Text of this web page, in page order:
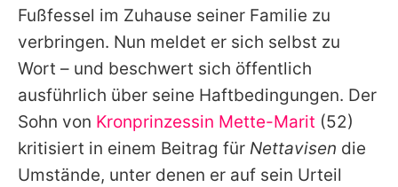
App runterladen
Team
Redaktionelle Richtlinien
Impressum
Datenschutzerklärung
Fußfessel im Zuhause seiner Familie zu
verbringen. Nun meldet er sich selbst zu
Wort – und beschwert sich öffentlich
ausführlich über seine Haftbedingungen. Der
Sohn von Kronprinzessin Mette-Marit (52)
kritisiert in einem Beitrag für Nettavisen die
Umstände, unter denen er auf sein Urteil